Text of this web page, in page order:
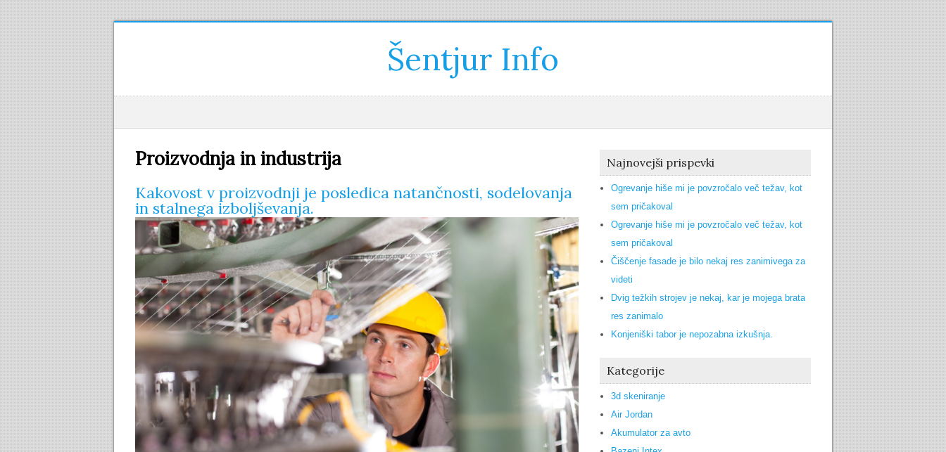
Šentjur Info
Proizvodnja in industrija
Kakovost v proizvodnji je posledica natančnosti, sodelovanja
in stalnega izboljševanja.
Najnovejši prispevki
Ogrevanje hiše mi je povzročalo več težav, kot
sem pričakoval
Ogrevanje hiše mi je povzročalo več težav, kot
sem pričakoval
Čiščenje fasade je bilo nekaj res zanimivega za
videti
Dvig težkih strojev je nekaj, kar je mojega brata
res zanimalo
Konjeniški tabor je nepozabna izkušnja.
Kategorije
3d skeniranje
Air Jordan
Akumulator za avto